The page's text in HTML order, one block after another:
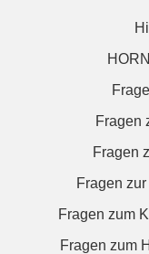
Fragen
Fragen
Fragen
Fragen zum
Fragen zum